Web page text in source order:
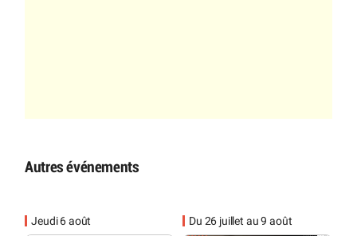
Autres événements
Jeudi 6 août Du 26 juillet au 9 août